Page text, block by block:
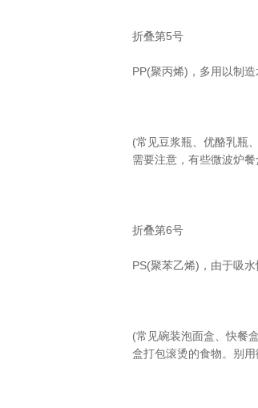
折叠第5号
PP(聚丙烯)，多用以制
(常见豆浆瓶、优酪乳瓶
需要注意，有些微波炉
折叠第6号
PS(聚苯乙烯)，由于吸
(常见碗装泡面盒、快餐
盒打包滚烫的食物。别